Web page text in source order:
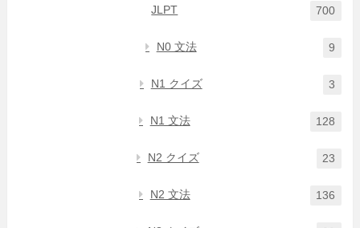
JLPT 700
N0 文法 9
N1 クイズ 3
N1 文法 128
N2 クイズ 23
N2 文法 136